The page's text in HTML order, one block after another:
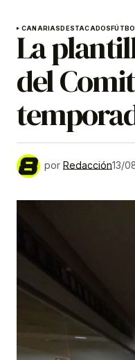
CANARIASDESTACADOS
La
del
por Redacción13/